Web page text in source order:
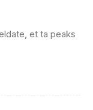
et ta peaks